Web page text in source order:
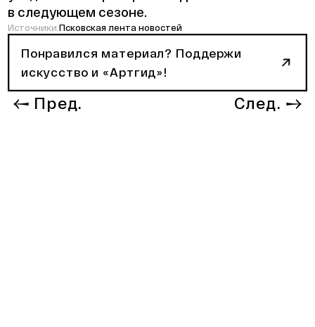
в следующем сезоне.
Источники:Псковская лента новостей
Понравился материал? Поддержи
искусство и «Артгид»!
Пред. След.